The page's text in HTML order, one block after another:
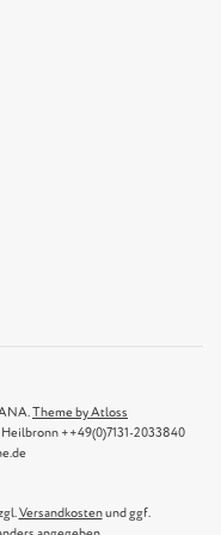
Theme by Atloss
++49(0)7131-2033840
Versandkostenund ggf.